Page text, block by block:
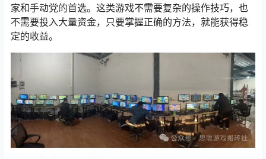
家和手动党的首选。这类游戏不需要复杂的操作技巧，也
不需要投入大量资金，只要掌握正确的方法，就能获得稳
定的收益。